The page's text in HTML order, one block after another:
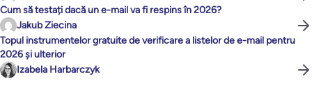
Cum să testați dacă un e-mail va fi respins în 2026?
Jakub Ziecina
Topul instrumentelor gratuite de verificare a listelor de e-mail pentru
2026 și ulterior
Izabela Harbarczyk